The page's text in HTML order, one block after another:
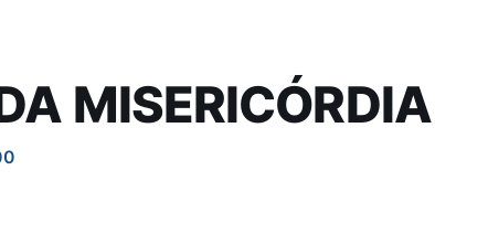
MISERICÓRDIA